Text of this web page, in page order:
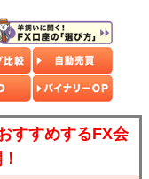
すすめするFX会